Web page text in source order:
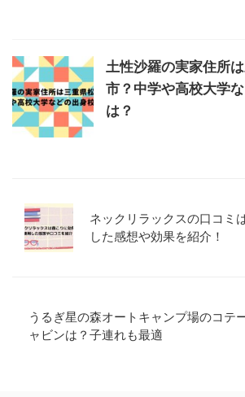
土性沙羅の実家住所
市？中学や高校大学
は？
ネックリラックスの口コミ
した感想や効果を紹介！
うるぎ星の森オートキャンプ場のコテ
ャビンは？子連れも最適